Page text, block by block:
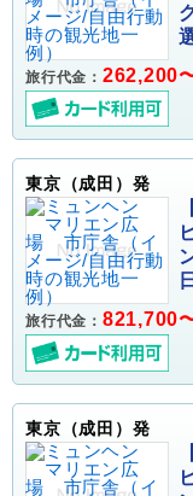
旅行代金： 262,200
東京（成田）発
旅行代金： 821,700
東京（成田）発